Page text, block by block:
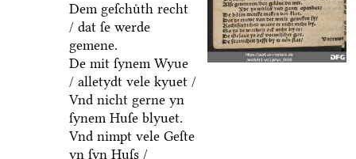
Dem geſchuͤth recht
/ dat ſe werde
gemene.
De mit ſynem Wyue
/ alletydt vele kyuet /
Vnd nicht gerne yn
ſynem Huſe blyuet.
Vnd nimpt vele Geſte
yn ſyn Huſs /